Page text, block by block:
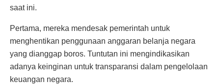
saat ini.
Pertama, mereka mendesak pemerintah untuk
menghentikan penggunaan anggaran belanja negara
yang dianggap boros. Tuntutan ini mengindikasikan
adanya keinginan untuk transparansi dalam pengelolaan
keuangan negara.